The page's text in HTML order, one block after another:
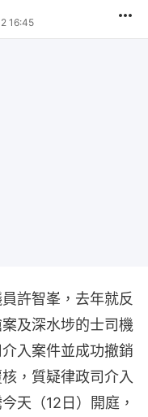
16:45
許智峯，去年就反
及深水埗的士司機
入案件並成功撤銷
，質疑律政司介入
天（12日）開庭，